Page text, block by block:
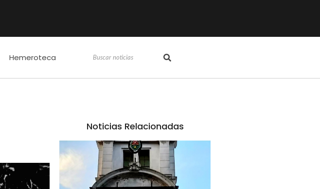
Hemeroteca
Noticias Relacionadas